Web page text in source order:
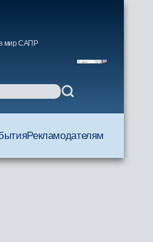
мир САПР
Рекламодателям